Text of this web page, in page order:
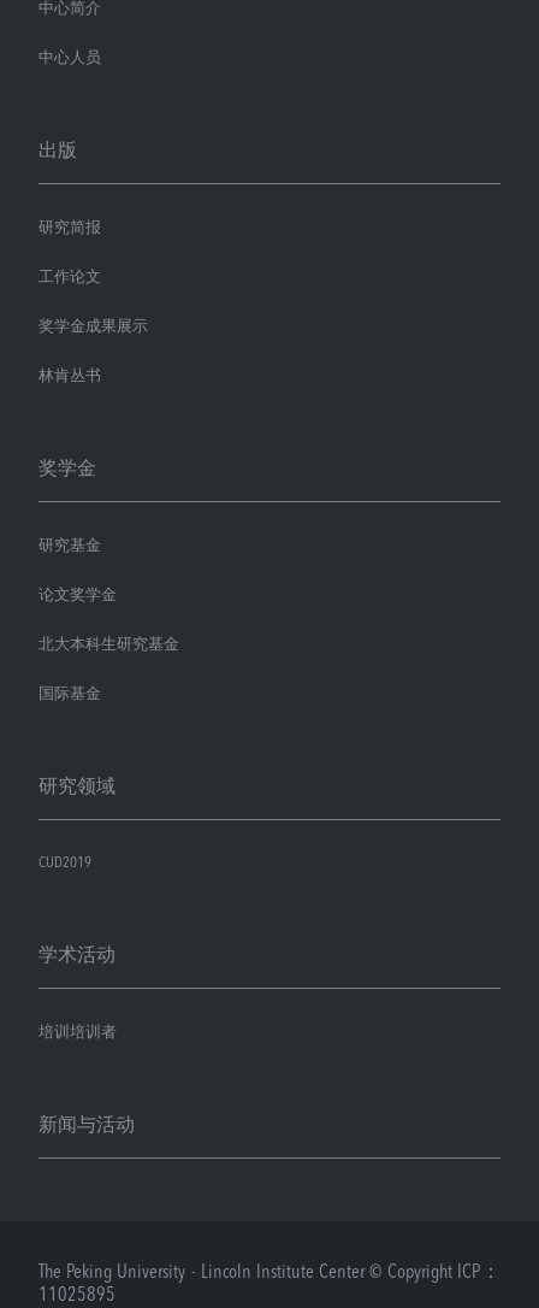
中心简介
中心人员
出版
研究简报
工作论文
奖学金成果展示
林肯丛书
奖学金
研究基金
论文奖学金
北大本科生研究基金
国际基金
研究领域
CUD2019
学术活动
培训培训者
新闻与活动
The Peking University - Lincoln Institute Center © Copyright ICP：
11025895